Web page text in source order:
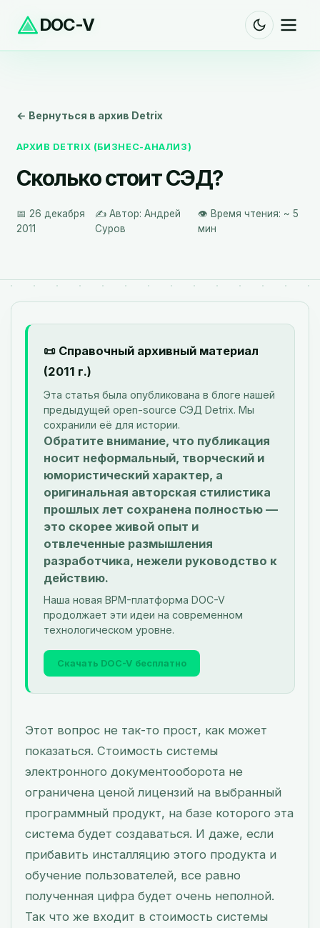
DOC-V
← Вернуться в архив Detrix
АРХИВ DETRIX (БИЗНЕС-АНАЛИЗ)
Сколько стоит СЭД?
📅 26 декабря
2011
✍️ Автор: Андрей
Суров
👁️ Время чтения: ~ 5
мин
📜 Справочный архивный материал
(2011 г.)
Эта статья была опубликована в блоге нашей
предыдущей open-source СЭД Detrix. Мы
сохранили её для истории.
Обратите внимание, что публикация
носит неформальный, творческий и
юмористический характер, а
оригинальная авторская стилистика
прошлых лет сохранена полностью —
это скорее живой опыт и
отвлеченные размышления
разработчика, нежели руководство к
действию.
Наша новая BPM-платформа DOC-V
продолжает эти идеи на современном
технологическом уровне.
Скачать DOC-V бесплатно
Этот вопрос не так-то прост, как может
показаться. Стоимость системы
электронного документооборота не
ограничена ценой лицензий на выбранный
программный продукт, на базе которого эта
система будет создаваться. И даже, если
прибавить инсталляцию этого продукта и
обучение пользователей, все равно
полученная цифра будет очень неполной.
Так что же входит в стоимость системы